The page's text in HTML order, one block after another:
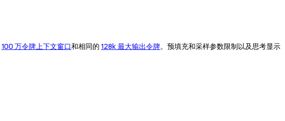
100 万令牌上下文窗口和相同的 128k 最大输出令牌。预填充和采样参数限制以及思考显示